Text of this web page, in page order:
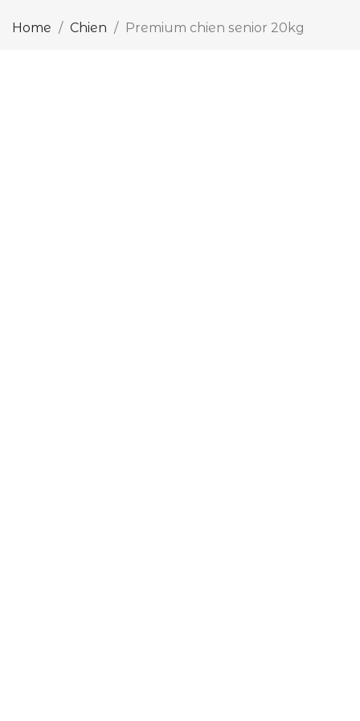
Home Chien Premium chien senior 20kg